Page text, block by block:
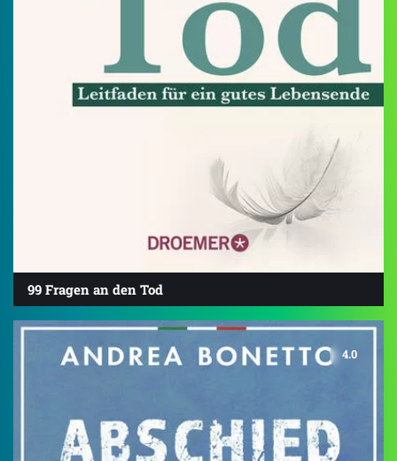
99 Fragen an den Tod
4.0